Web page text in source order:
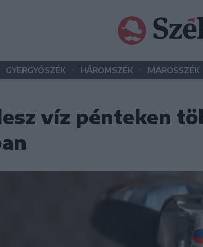
GYERGYÓSZÉK • HÁROMSZÉK • MAROSSZÉK
víz pénteken